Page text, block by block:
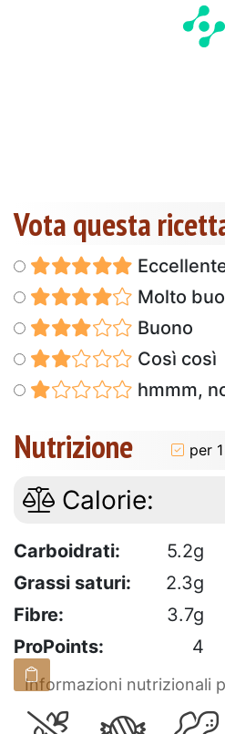
Vota questa
Molto
Buono
Così così
hmmm,
Nutrizione per
Calorie:
Carboidrati: 5.2g
Grassi saturi:
2.3g
Fibre:
3.7g
ProPoints:
4
Informazioni nutrizionali